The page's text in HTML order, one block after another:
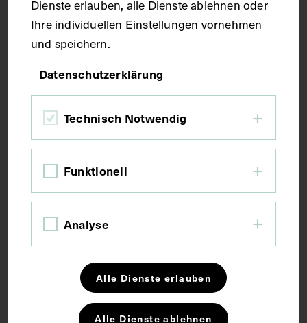
Fotografie
Maße
Bildmaß 13,1 x 17,8 cm
Kurzbeschreibung
Die Fotografie stammt vom Bilderdienst der
Pressestelle der Stadt Wien, Wien. Die vermutlich
von dort stammende Inventarnummer lautet
Schlagwörter
Dienste erlauben, alle Dienste ablehnen oder
Ihre individuellen Einstellungen vornehmen
und speichern.
Datenschutzerklärung
Technisch Notwendig
Funktionell
Analyse
Alle Dienste erlauben
Alle Dienste ablehnen